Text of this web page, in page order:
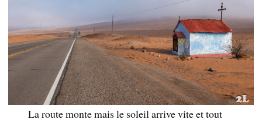
La route monte mais le soleil arrive vite et tout